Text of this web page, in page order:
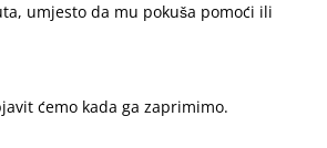
umjesto da mu pokuša pomoći ili
ćemo kada ga zaprimimo.